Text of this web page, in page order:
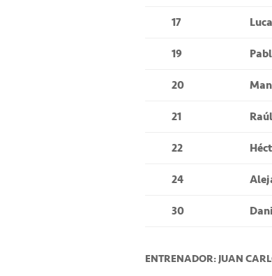
17
19
20
21
22
24
30
ENTRENADOR: JUAN